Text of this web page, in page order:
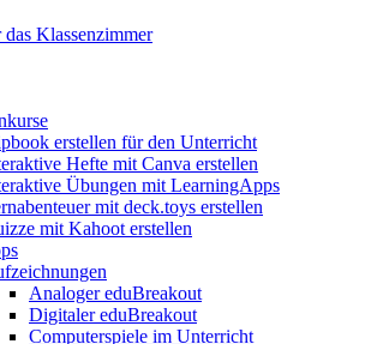
Klassenzimmer
erstellen für den Unterricht
Hefte mit Canva erstellen
Übungen mit LearningApps
mit deck.toys erstellen
mit Kahoot erstellen
Analoger eduBreakout
Digitaler eduBreakout
Computerspiele im Unterricht